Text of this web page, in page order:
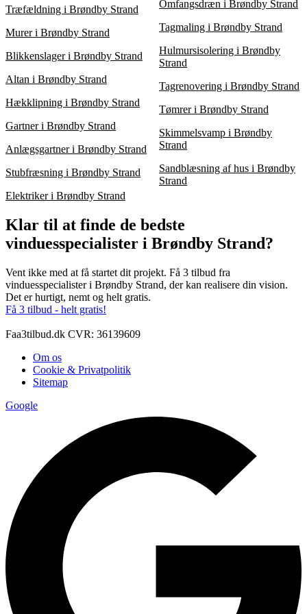
Træfældning i Brøndby Strand
Murer i Brøndby Strand
Blikkenslager i Brøndby Strand
Altan i Brøndby Strand
Hækklipning i Brøndby Strand
Gartner i Brøndby Strand
Anlægsgartner i Brøndby Strand
Stubfræsning i Brøndby Strand
Elektriker i Brøndby Strand
Omfangsdræn i Brøndby Strand
Tagmaling i Brøndby Strand
Hulmursisolering i Brøndby
Strand
Tagrenovering i Brøndby Strand
Tømrer i Brøndby Strand
Skimmelsvamp i Brøndby
Strand
Sandblæsning af hus i Brøndby
Strand
Klar til at finde de bedste
vinduesspecialister i Brøndby Strand?
Vent ikke med at få startet dit projekt. Få 3 tilbud fra
vinduesspecialister i Brøndby Strand, der kan realisere din vision.
Det er hurtigt, nemt og helt gratis.
Få 3 tilbud - helt gratis!
Faa3tilbud.dk CVR: 36139609
Om os
Cookie & Privatpolitik
Sitemap
Google